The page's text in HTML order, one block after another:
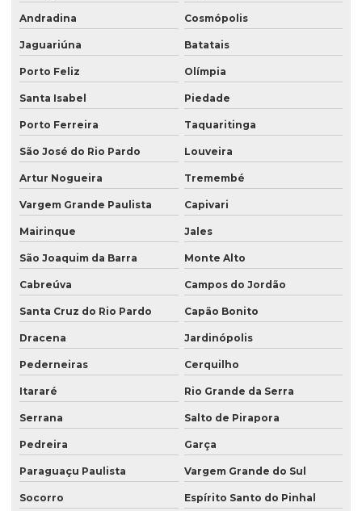
Saco valvulado para sal
Saco valvulado para textura
Saco valvulado topo
Saco valvulado15 kg
Sacos para congelados
Sacos kraft
Sacos laminados
Sacos para lanche
Sacos para laticínios
Andradina Cosmópolis
Jaguariúna Batatais
Porto Feliz Olímpia
Santa Isabel Piedade
Porto Ferreira Taquaritinga
São José do Rio Pardo Louveira
Artur Nogueira Tremembé
Vargem Grande Paulista Capivari
Mairinque Jales
São Joaquim da Barra Monte Alto
Cabreúva Campos do Jordão
Santa Cruz do Rio Pardo Capão Bonito
Dracena Jardinópolis
Pederneiras Cerquilho
Itararé Rio Grande da Serra
Serrana Salto de Pirapora
Pedreira Garça
Paraguaçu Paulista Vargem Grande do Sul
Socorro Espírito Santo do Pinhal